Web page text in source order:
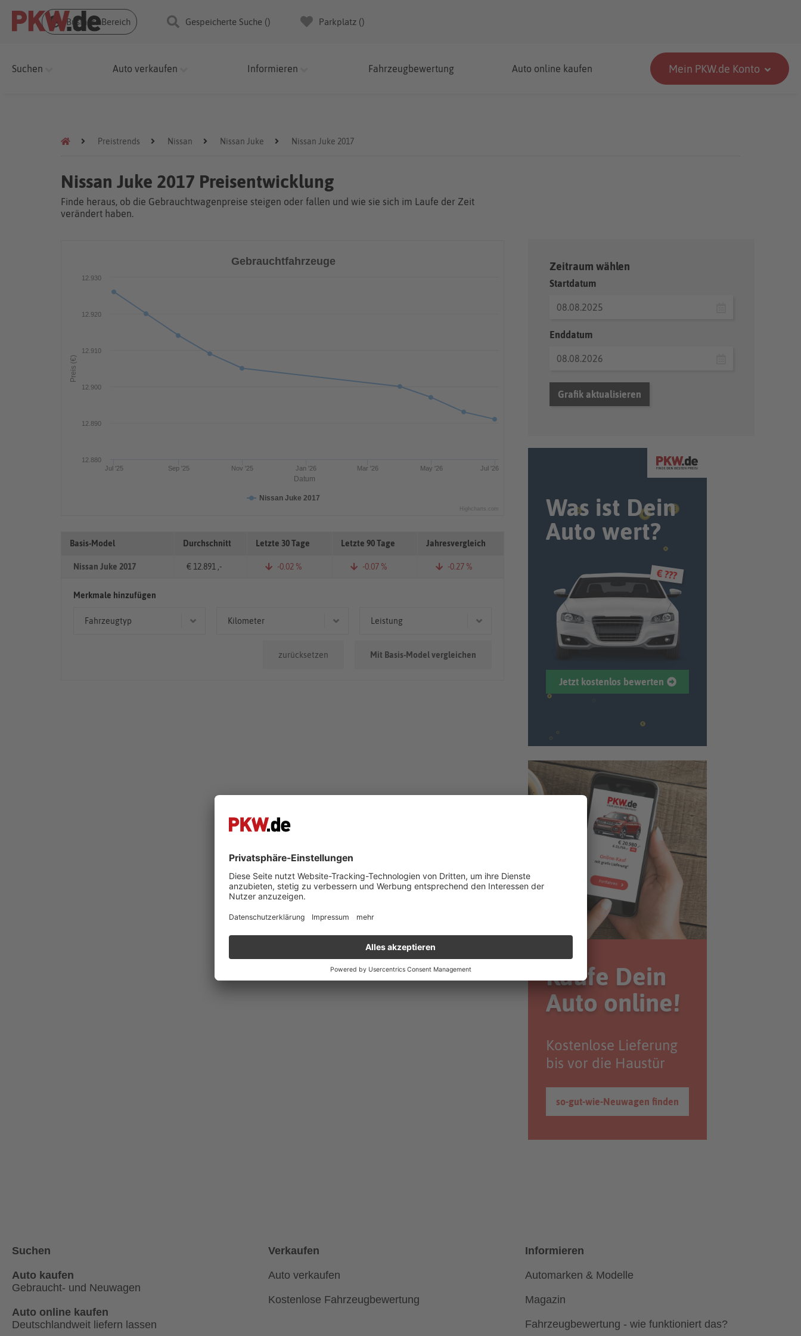
Business Bereich Gespeicherte Suche () Parkplatz ()
Suchen Auto verkaufen Informieren Fahrzeugbewertung Auto online kaufen Mein PKW.de Konto
Preistrends Nissan Nissan Juke Nissan Juke 2017
Nissan Juke 2017 Preisentwicklung
Finde heraus, ob die Gebrauchtwagenpreise steigen oder fallen und wie sie sich im Laufe der Zeit
verändert haben.
Datum
Preis (€)
Gebrauchtfahrzeuge
Nissan Juke 2017
Jul '25 Sep '25 Nov '25 Jan '26 Mar '26 May '26 Jul '26
12.880
12.890
12.900
12.910
12.920
12.930
Highcharts.com
Basis-Model Durchschnitt Letzte 30 Tage Letzte 90 Tage Jahresvergleich
Nissan Juke 2017 € 12.891 ,- -0.02 % -0.07 % -0.27 %
Merkmale hinzufügen
Fahrzeugtyp Kilometer Leistung
zurücksetzen Mit Basis-Model vergleichen
Zeitraum wählen
Startdatum
Enddatum
Grafik aktualisieren
Was ist Dein
Auto wert?
€ ???
Jetzt kostenlos bewerten
Kaufe Dein
Auto online!
Kostenlose Lieferung
bis vor die Haustür
so-gut-wie-Neuwagen finden
Suchen
Auto kaufen
Gebraucht- und Neuwagen
Auto online kaufen
Deutschlandweit liefern lassen
Verkaufen
Auto verkaufen
Kostenlose Fahrzeugbewertung
Informieren
Automarken & Modelle
Magazin
Fahrzeugbewertung - wie funktioniert das?